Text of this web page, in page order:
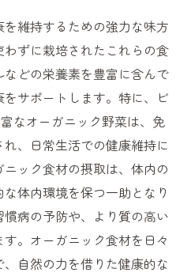
ての家庭に届ける
の新しいスタイルで広が
るオーガニックネットワ
送システムの構築
ーガニック市場の展望
イルを提案するオーガニ
化がもたらす変革
維持するための強力な味方
ずに栽培されたこれらの食
どの栄養素を豊富に含んで
サポートします。特に、ビ
なオーガニック野菜は、免
、日常生活での健康維持に
ック食材の摂取は、体内の
体内環境を保つ一助となり
病の予防や、より質の高い
。オーガニック食材を日々
自然の力を借りた健康的な